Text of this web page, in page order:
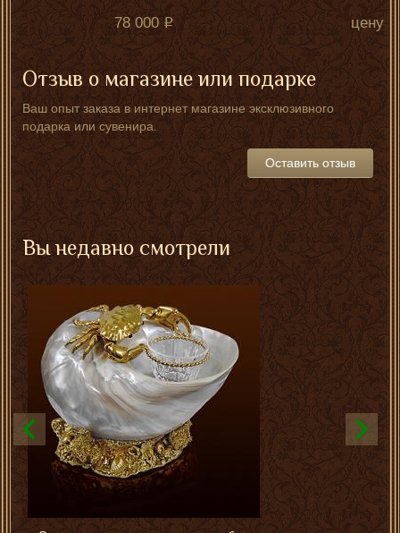
78 000 цену
Отзыв о магазине или подарке
Ваш опыт заказа в интернет магазине эксклюзивного
подарка или сувенира.
Оставить отзыв
Вы недавно смотрели